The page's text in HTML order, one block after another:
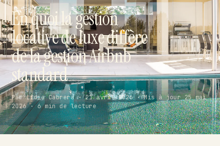
En quoi la gestion
locative de luxe diffère
de la gestion Airbnb
standard
Par Lidia Cabrera · 21 avril 2026 · Mis à jour 25 mai
2026 · 6 min de lecture